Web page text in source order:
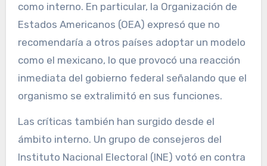
como interno. En particular, la Organización de
Estados Americanos (OEA) expresó que no
recomendaría a otros países adoptar un modelo
como el mexicano, lo que provocó una reacción
inmediata del gobierno federal señalando que el
organismo se extralimitó en sus funciones.
Las críticas también han surgido desde el
ámbito interno. Un grupo de consejeros del
Instituto Nacional Electoral (INE) votó en contra